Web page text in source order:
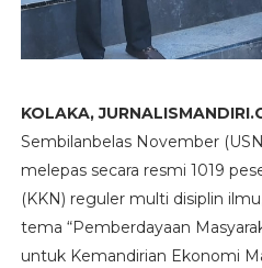
KOLAKA,
Sembilanbelas November
melepas secara resmi 1019
(KKN) reguler multi disiplin
tema “Pemberdayaan
untuk Kemandirian Ekonomi